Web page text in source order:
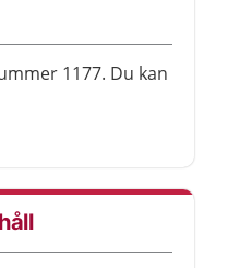
1177. Du kan